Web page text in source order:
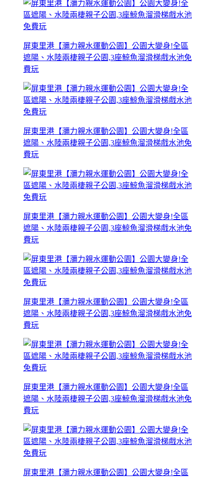
屏東里港【瀰力親水運動公園】公園大變身!全區
遮陽、水陸兩棲親子公園,3座鯨魚溜滑梯戲水池免
費玩
屏東里港【瀰力親水運動公園】公園大變身!全區
遮陽、水陸兩棲親子公園,3座鯨魚溜滑梯戲水池免
費玩
屏東里港【瀰力親水運動公園】公園大變身!全區
遮陽、水陸兩棲親子公園,3座鯨魚溜滑梯戲水池免
費玩
屏東里港【瀰力親水運動公園】公園大變身!全區
遮陽、水陸兩棲親子公園,3座鯨魚溜滑梯戲水池免
費玩
屏東里港【瀰力親水運動公園】公園大變身!全區
遮陽、水陸兩棲親子公園,3座鯨魚溜滑梯戲水池免
費玩
屏東里港【瀰力親水運動公園】公園大變身!全區